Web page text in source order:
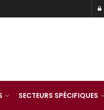
SECTEURS SPÉCIFIQUES